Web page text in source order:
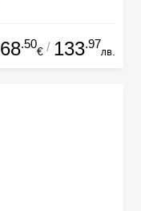
68.50
€ / 133.97
лв.